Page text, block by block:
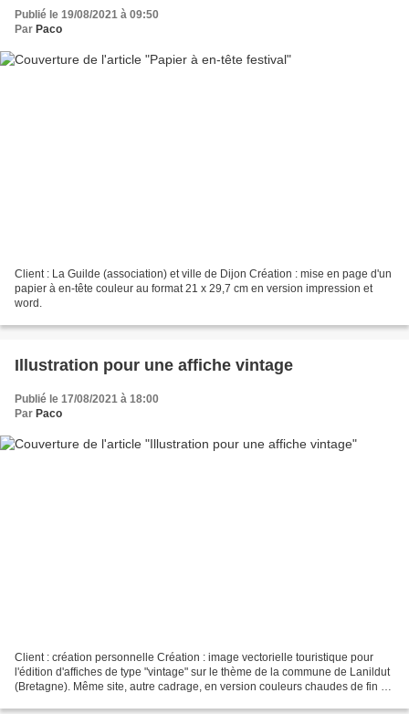
Publié le 19/08/2021 à 09:50
Par Paco
Client : La Guilde (association) et ville de Dijon Création : mise en page d'un
papier à en-tête couleur au format 21 x 29,7 cm en version impression et
word.
Illustration pour une affiche vintage
Publié le 17/08/2021 à 18:00
Par Paco
Client : création personnelle Création : image vectorielle touristique pour
l'édition d'affiches de type "vintage" sur le thème de la commune de Lanildut
(Bretagne). Même site, autre cadrage, en version couleurs chaudes de fin de